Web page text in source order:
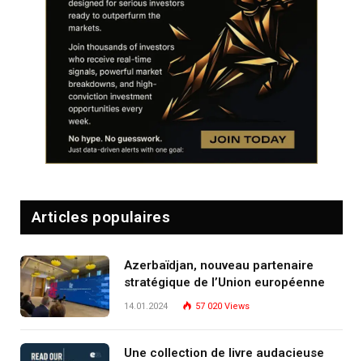
Articles populaires
Azerbaïdjan, nouveau partenaire
stratégique de l’Union européenne
14.01.2024 57 020 Views
Une collection de livre audacieuse